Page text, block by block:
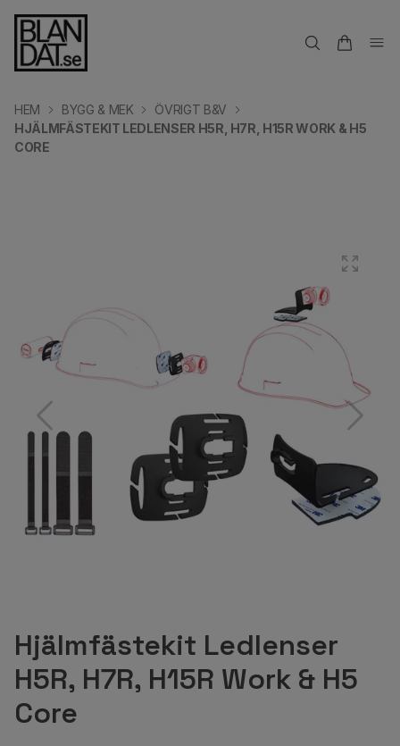
HEM BYGG & MEK
ÖVRIGT B&V
HJÄLMFÄSTEKIT LEDLENSER H5R, H7R, H15R WORK & H5
CORE
Hjälmfästekit Ledlenser
H5R, H7R, H15R Work & H5
Core